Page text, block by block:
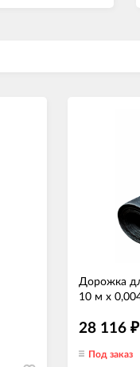
Дорожка
10 м х
28 116 ₽
Под заказ